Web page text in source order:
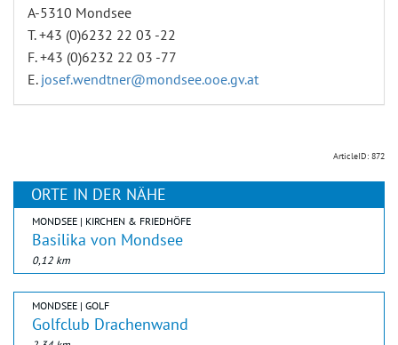
A-5310 Mondsee
T. +43 (0)6232 22 03 -22
F. +43 (0)6232 22 03 -77
E. josef.wendtner@mondsee.ooe.gv.at
ArticleID: 872
ORTE IN DER NÄHE
MONDSEE | KIRCHEN & FRIEDHÖFE
Basilika von Mondsee
0,12 km
MONDSEE | GOLF
Golfclub Drachenwand